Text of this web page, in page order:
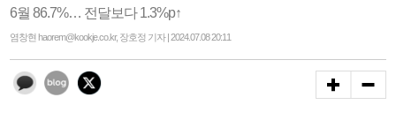
6월 86.7%… 전달보다 1.3%p↑
염창현 haorem@kookje.co.kr, 장호정 기자 | 2024.07.08 20:11